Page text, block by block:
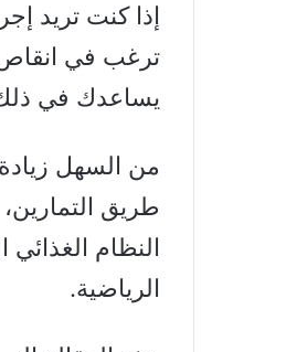
إذا كنت تريد
ترغب في انقاص
يساعدك في
من السهل
طريق
النظام
الرياضية.